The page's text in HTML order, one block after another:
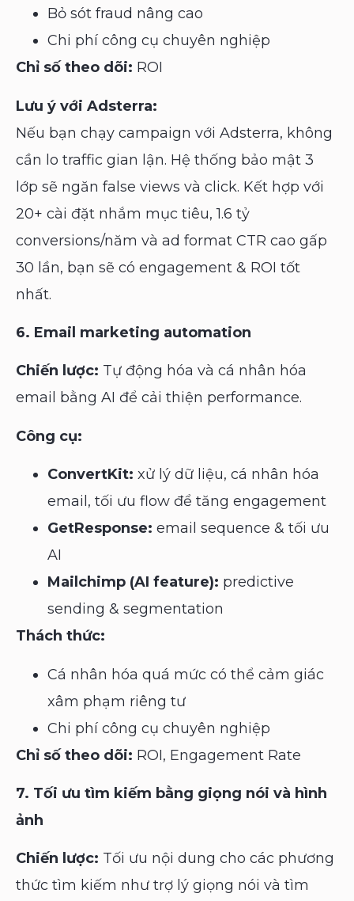
Bỏ sót fraud nâng cao
Chi phí công cụ chuyên nghiệp
Chỉ số theo dõi: ROI
Lưu ý với Adsterra:
Nếu bạn chạy campaign với Adsterra, không
cần lo traffic gian lận. Hệ thống bảo mật 3
lớp sẽ ngăn false views và click. Kết hợp với
20+ cài đặt nhắm mục tiêu, 1.6 tỷ
conversions/năm và ad format CTR cao gấp
30 lần, bạn sẽ có engagement & ROI tốt
nhất.
6. Email marketing automation
Chiến lược: Tự động hóa và cá nhân hóa
email bằng AI để cải thiện performance.
Công cụ:
ConvertKit: xử lý dữ liệu, cá nhân hóa
email, tối ưu flow để tăng engagement
GetResponse: email sequence & tối ưu
AI
Mailchimp (AI feature): predictive
sending & segmentation
Thách thức:
Cá nhân hóa quá mức có thể cảm giác
xâm phạm riêng tư
Chi phí công cụ chuyên nghiệp
Chỉ số theo dõi: ROI, Engagement Rate
7. Tối ưu tìm kiếm bằng giọng nói và hình
ảnh
Chiến lược: Tối ưu nội dung cho các phương
thức tìm kiếm như trợ lý giọng nói và tìm